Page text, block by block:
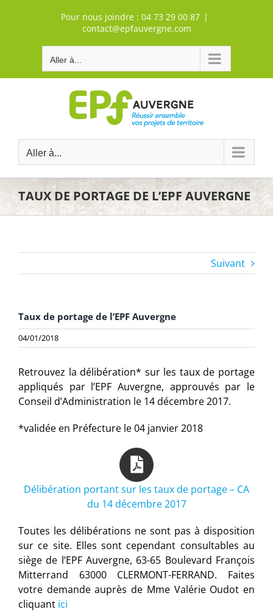
Pour nous joindre : 04 73 29 00 87 |
contact@epfauvergne.com
Aller à...
Aller à...
TAUX DE PORTAGE DE L’EPF AUVERGNE
Suivant
Taux de portage de l’EPF Auvergne
04/01/2018
Retrouvez la délibération* sur les taux de portage
appliqués par l’EPF Auvergne, approuvés par le
Conseil d’Administration le 14 décembre 2017.
*validée en Préfecture le 04 janvier 2018
Délibération portant sur les taux de portage – CA
du 14 décembre 2017
Toutes les délibérations ne sont pas à disposition
sur ce site. Elles sont cependant consultables au
siège de l’EPF Auvergne, 63-65 Boulevard François
Mitterrand 63000 CLERMONT-FERRAND. Faites
votre demande auprès de Mme Valérie Oudot en
cliquant ici